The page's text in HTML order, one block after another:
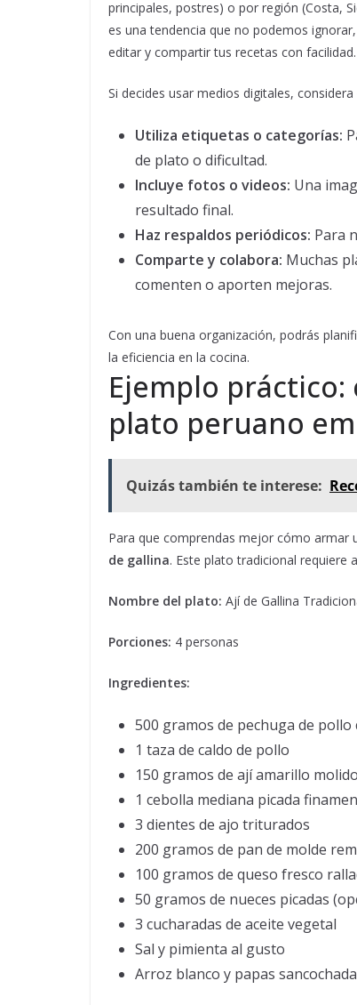
principales, postres) o por región (Costa,
es una tendencia que no podemos
editar y compartir tus recetas con facilidad.
Si decides usar medios digitales,
Utiliza etiquetas o categorías:
de plato o dificultad.
Incluye fotos o videos: Una
resultado final.
Haz respaldos periódicos: Para
Comparte y colabora: Muchas
comenten o aporten mejoras.
Con una buena organización, podrás
la eficiencia en la cocina.
Ejemplo
plato peruano
Quizás también te interese:
Para que comprendas mejor cómo
de gallina. Este plato tradicional requiere
Nombre del plato: Ají de Gallina
Porciones: 4 personas
Ingredientes:
500 gramos de pechuga de pollo
1 taza de caldo de pollo
150 gramos de ají amarillo molido
1 cebolla mediana picada
3 dientes de ajo triturados
200 gramos de pan de molde
100 gramos de queso fresco
50 gramos de nueces picadas
3 cucharadas de aceite vegetal
Sal y pimienta al gusto
Arroz blanco y papas